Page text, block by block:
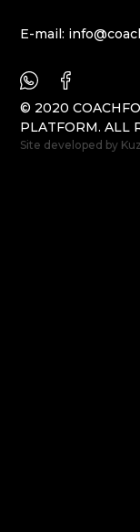
E-mail:
© 2020
PLATFORM. ALL
Site developed by